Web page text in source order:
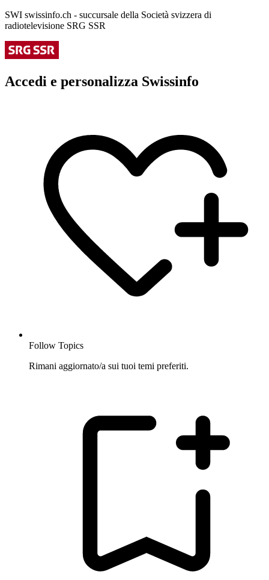
SWI swissinfo.ch - succursale della Società svizzera di
radiotelevisione SRG SSR
Accedi e personalizza Swissinfo
Follow Topics
Rimani aggiornato/a sui tuoi temi preferiti.